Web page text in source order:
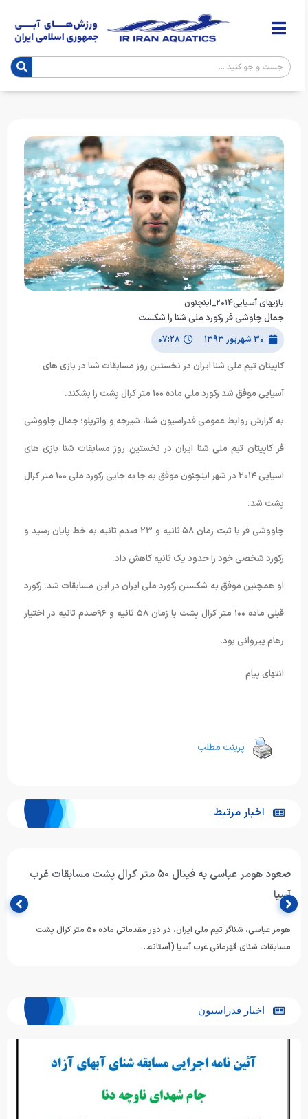
بازيهاي آسيايي٢٠١٤_اينچئون
جمال چاوشی فر رکورد ملی شنا را شکست
۳۰ شهریور ۱۳۹۳ ۰۷:۲۸
کاپیتان تیم ملی شنا ایران در نخستین روز مسابقات شنا در بازی های
آسیایی موفق شد رکورد ملی ماده ١٠٠ متر کرال پشت را بشکند.
به گزارش روابط عمومی فدراسیون شنا، شیرجه و واترپلو؛ جمال چاووشی
فر کاپیتان تیم ملی شنا ایران در نخستین روز مسابقات شنا بازی های
آسیایی ۲۰۱۴ در شهر اینچئون موفق به جا به جایی رکورد ملی ١٠٠ متر کرال
پشت شد.
چاووشی فر با ثبت زمان ۵۸ ثانیه و ۲۳ صدم ثانیه به خط پایان رسید و
رکورد شخصی خود را حدود یک ثانیه کاهش داد.
او همچنین موفق به شکستن رکورد ملی ایران در این مسابقات شد. رکورد
قبلی ماده ١٠٠ متر کرال پشت با زمان ۵۸ ثانیه و ۹۶صدم ثانیه در اختیار
رهام پیروانی بود.
انتهای پیام
پرینت مطلب
اخبار مرتبط
صعود هومر عباسی به فینال ۵۰ متر کرال پشت مسابقات غرب
آسیا
هومر عباسی، شناگر تیم ملی ایران، در دور مقدماتی ماده ۵۰ متر کرال پشت
مسابقات شنای قهرمانی غرب آسیا (آستانه…
اخبار فدراسیون